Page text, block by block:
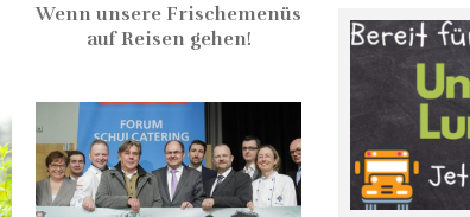
Wenn unsere Frischemenüs
auf Reisen gehen!